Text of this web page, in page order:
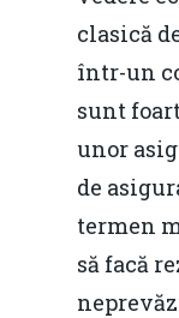
clasică
într-un
sunt
unor
de
termen
să facă